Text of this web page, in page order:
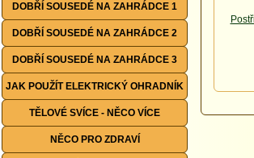
DOBŘÍ SOUSEDÉ NA ZAHRÁDCE 1
DOBŘÍ SOUSEDÉ NA ZAHRÁDCE 2
DOBŘÍ SOUSEDÉ NA ZAHRÁDCE 3
JAK POUŽÍT ELEKTRICKÝ OHRADNÍK
TĚLOVÉ SVÍCE - NĚCO VÍCE
NĚCO PRO ZDRAVÍ